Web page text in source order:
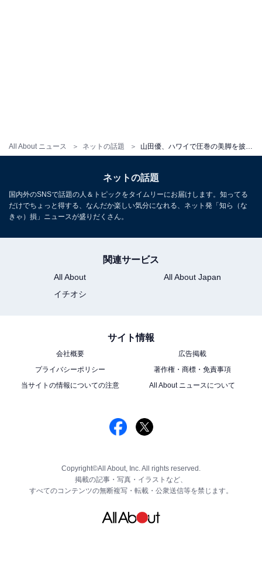
All About ニュース ネットの話題
ネットの話題
国内外のSNSで話題の人＆トピックをタイムリーにお届けします。知ってる
だけでちょっと得する、なんだか楽しい気分になれる、ネット発「知ら（な
きゃ）損」ニュースが盛りだくさん。
関連サービス
All About
All About Japan
イチオシ
サイト情報
会社概要
広告掲載
プライバシーポリシー
著作権・商標・免責事項
当サイトの情報についての注意
All About ニュースについて
Copyright©All About, Inc. All rights reserved.
掲載の記事・写真・イラストなど、
すべてのコンテンツの無断複写・転載・公衆送信等を禁じます。